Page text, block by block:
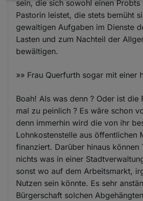
sein, die sich sowohl einen Probts
Pastorin leistet, die stets bemüht
gewaltigen Aufgaben im Dienste
Lasten und zum Nachteil der
bewältigen.
»» Frau Querfurth sogar mit einer
Boah! Als was denn ? Oder ist die
mal zu peinlich ? Es wäre schon
denn immerhin wird die von ihr
Lohnkostenstelle aus öffentlichen
finanziert. Darüber hinaus können
nichts was in einer
sonst wo auf dem Arbeitsmarkt,
Nutzen sein könnte. Es sehr
Bürgerschaft solchen
und
Cookies